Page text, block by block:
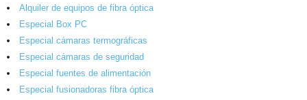
Alquiler de equipos de fibra óptica
Especial Box PC
Especial cámaras termográficas
Especial cámaras de seguridad
Especial fuentes de alimentación
Especial fusionadoras fibra óptica